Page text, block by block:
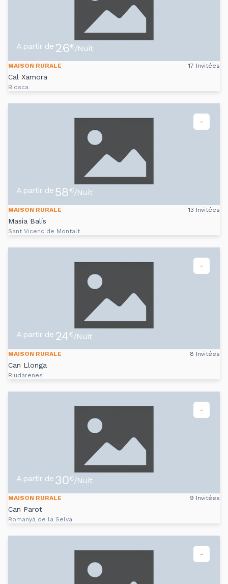
A partir de 26€/Nuit
MAISON RURALE 17 Invitées
Cal Xamora
Biosca
-
A partir de 58€/Nuit
MAISON RURALE 13 Invitées
Masia Balís
Sant Vicenç de Montalt
-
A partir de 24€/Nuit
MAISON RURALE 8 Invitées
Can Llonga
Riudarenes
-
A partir de 30€/Nuit
MAISON RURALE 9 Invitées
Can Parot
Romanyà de la Selva
-